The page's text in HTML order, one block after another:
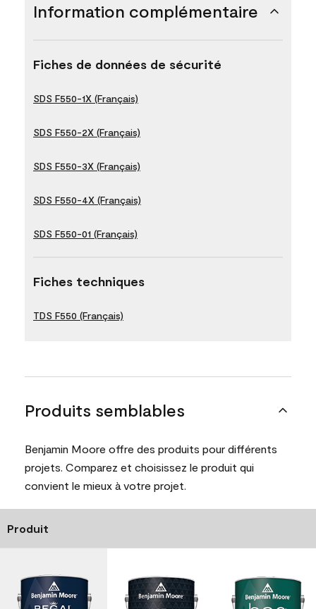
Information complémentaire
Fiches de données de sécurité
SDS F550-1X (Français)
SDS F550-2X (Français)
SDS F550-3X (Français)
SDS F550-4X (Français)
SDS F550-01 (Français)
Fiches techniques
TDS F550 (Français)
Produits semblables
Benjamin Moore offre des produits pour différents
projets. Comparez et choisissez le produit qui
convient le mieux à votre projet.
Produit